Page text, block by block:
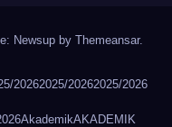
Newsup by Themeansar.
20262025/20262025/2026
AkademikAKADEMIK